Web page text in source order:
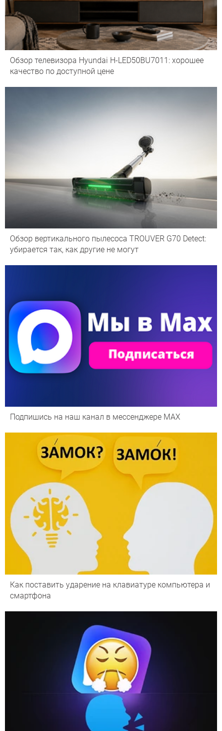
Обзор телевизора Hyundai H-LED50BU7011: хорошее
качество по доступной цене
Обзор вертикального пылесоса TROUVER G70 Detect:
убирается так, как другие не могут
Подпишись на наш канал в мессенджере МАХ
Как поставить ударение на клавиатуре компьютера и
смартфона